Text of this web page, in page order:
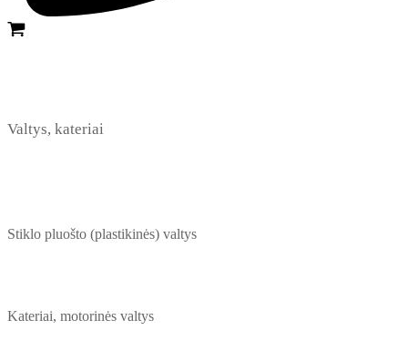
Valtys, kateriai
Stiklo pluošto (plastikinės) valtys
Kateriai, motorinės valtys